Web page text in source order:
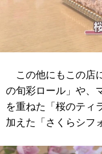
この他にもこの店
の旬彩ロール」や、
を重ねた「桜のティ
加えた「さくらシフ